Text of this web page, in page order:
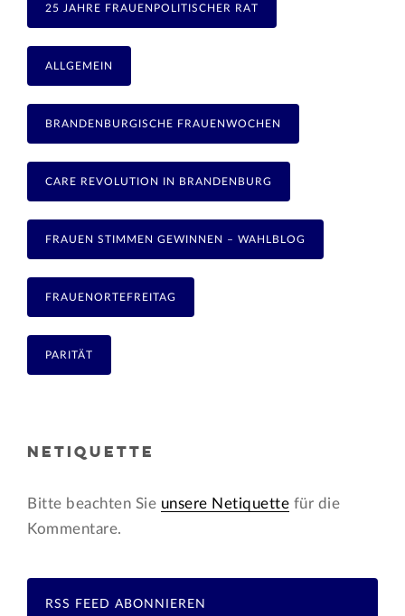
25 JAHRE FRAUENPOLITISCHER RAT
ALLGEMEIN
BRANDENBURGISCHE FRAUENWOCHEN
CARE REVOLUTION IN BRANDENBURG
FRAUEN STIMMEN GEWINNEN – WAHLBLOG
FRAUENORTEFREITAG
PARITÄT
NETIQUETTE
Bitte beachten Sie unsere Netiquette für die
Kommentare.
RSS FEED ABONNIEREN